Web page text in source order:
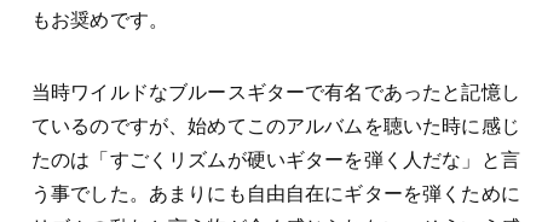
もお奨めです。
当時ワイルドなブルースギターで有名であったと記憶し
ているのですが、始めてこのアルバムを聴いた時に感じ
たのは「すごくリズムが硬いギターを弾く人だな」と言
う事でした。あまりにも自由自在にギターを弾くために